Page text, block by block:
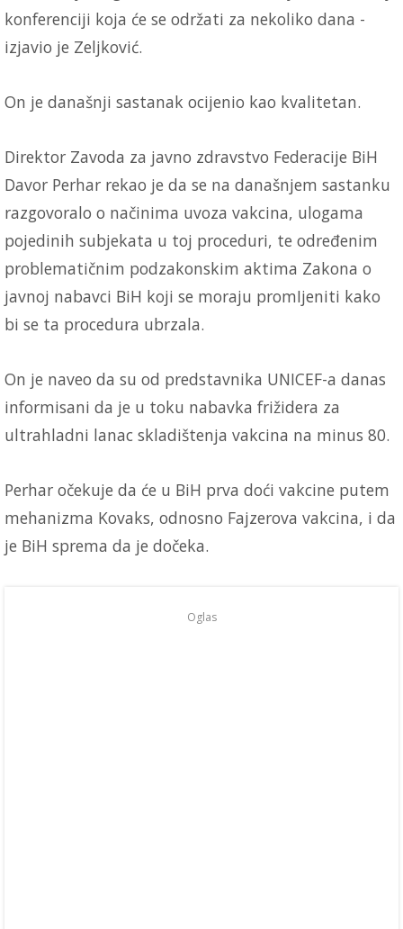
konferenciji koja će se održati za nekoliko dana -
izjavio je Zeljković.
On je današnji sastanak ocijenio kao kvalitetan.
Direktor Zavoda za javno zdravstvo Federacije BiH
Davor Perhar rekao je da se na današnjem sastanku
razgovoralo o načinima uvoza vakcina, ulogama
pojedinih subjekata u toj proceduri, te određenim
problematičnim podzakonskim aktima Zakona o
javnoj nabavci BiH koji se moraju promIjeniti kako
bi se ta procedura ubrzala.
On je naveo da su od predstavnika UNICEF-a danas
informisani da je u toku nabavka frižidera za
ultrahladni lanac skladištenja vakcina na minus 80.
Perhar očekuje da će u BiH prva doći vakcine putem
mehanizma Kovaks, odnosno Fajzerova vakcina, i da
je BiH sprema da je dočeka.
Oglas